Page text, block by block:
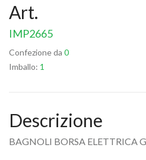
Art.
IMP2665
Confezione da 0
Imballo: 1
Descrizione
BAGNOLI BORSA ELETTRICA